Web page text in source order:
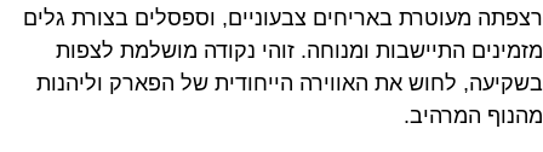
רצפתה מעוטרת באריחים צבעוניים, וספסלים בצורת גלים
מזמינים התיישבות ומנוחה. זוהי נקודה מושלמת לצפות
בשקיעה, לחוש את האווירה הייחודית של הפארק וליהנות
מהנוף המרהיב.